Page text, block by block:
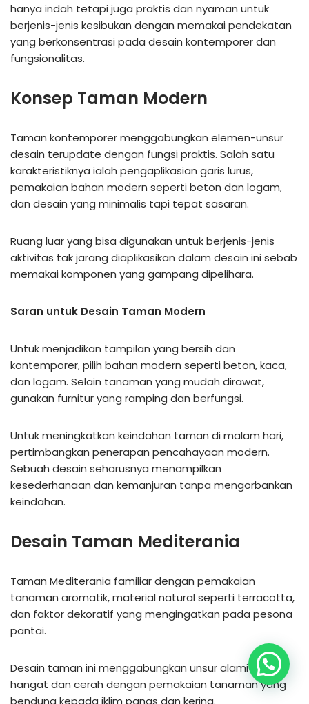
hanya indah tetapi juga praktis dan nyaman untuk
berjenis-jenis kesibukan dengan memakai pendekatan
yang berkonsentrasi pada desain kontemporer dan
fungsionalitas.
Konsep Taman Modern
Taman kontemporer menggabungkan elemen-unsur
desain terupdate dengan fungsi praktis. Salah satu
karakteristiknya ialah pengaplikasian garis lurus,
pemakaian bahan modern seperti beton dan logam,
dan desain yang minimalis tapi tepat sasaran.
Ruang luar yang bisa digunakan untuk berjenis-jenis
aktivitas tak jarang diaplikasikan dalam desain ini sebab
memakai komponen yang gampang dipelihara.
Saran untuk Desain Taman Modern
Untuk menjadikan tampilan yang bersih dan
kontemporer, pilih bahan modern seperti beton, kaca,
dan logam. Selain tanaman yang mudah dirawat,
gunakan furnitur yang ramping dan berfungsi.
Untuk meningkatkan keindahan taman di malam hari,
pertimbangkan penerapan pencahayaan modern.
Sebuah desain seharusnya menampilkan
kesederhanaan dan kemanjuran tanpa mengorbankan
keindahan.
Desain Taman Mediterania
Taman Mediterania familiar dengan pemakaian
tanaman aromatik, material natural seperti terracotta,
dan faktor dekoratif yang mengingatkan pada pesona
pantai.
Desain taman ini menggabungkan unsur alami yang
hangat dan cerah dengan pemakaian tanaman yang
bendung kepada iklim panas dan kering.